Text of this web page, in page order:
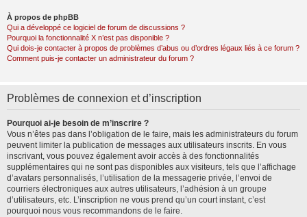
À propos de phpBB
Qui a développé ce logiciel de forum de discussions ?
Pourquoi la fonctionnalité X n’est pas disponible ?
Qui dois-je contacter à propos de problèmes d’abus ou d’ordres légaux liés à ce forum ?
Comment puis-je contacter un administrateur du forum ?
Problèmes de connexion et d’inscription
Pourquoi ai-je besoin de m’inscrire ?
Vous n’êtes pas dans l’obligation de le faire, mais les administrateurs du forum
peuvent limiter la publication de messages aux utilisateurs inscrits. En vous
inscrivant, vous pouvez également avoir accès à des fonctionnalités
supplémentaires qui ne sont pas disponibles aux visiteurs, tels que l’affichage
d’avatars personnalisés, l’utilisation de la messagerie privée, l’envoi de
courriers électroniques aux autres utilisateurs, l’adhésion à un groupe
d’utilisateurs, etc. L’inscription ne vous prend qu’un court instant, c’est
pourquoi nous vous recommandons de le faire.